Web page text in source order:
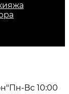
Пн-Вс 10:00